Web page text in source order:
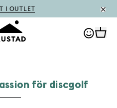
I OUTLET
för discgolf